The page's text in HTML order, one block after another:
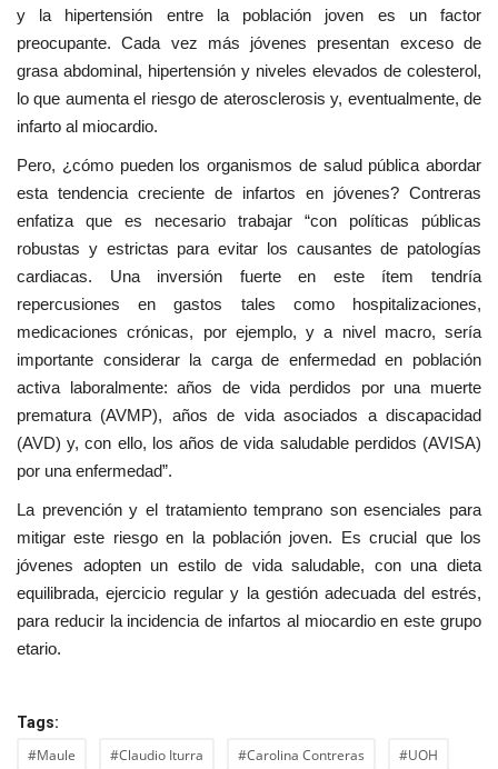
y la hipertensión entre la población joven es un factor
preocupante. Cada vez más jóvenes presentan exceso de
grasa abdominal, hipertensión y niveles elevados de colesterol,
lo que aumenta el riesgo de aterosclerosis y, eventualmente, de
infarto al miocardio.
Pero, ¿cómo pueden los organismos de salud pública abordar
esta tendencia creciente de infartos en jóvenes? Contreras
enfatiza que es necesario trabajar “con políticas públicas
robustas y estrictas para evitar los causantes de patologías
cardiacas. Una inversión fuerte en este ítem tendría
repercusiones en gastos tales como hospitalizaciones,
medicaciones crónicas, por ejemplo, y a nivel macro, sería
importante considerar la carga de enfermedad en población
activa laboralmente: años de vida perdidos por una muerte
prematura (AVMP), años de vida asociados a discapacidad
(AVD) y, con ello, los años de vida saludable perdidos (AVISA)
por una enfermedad”.
La prevención y el tratamiento temprano son esenciales para
mitigar este riesgo en la población joven. Es crucial que los
jóvenes adopten un estilo de vida saludable, con una dieta
equilibrada, ejercicio regular y la gestión adecuada del estrés,
para reducir la incidencia de infartos al miocardio en este grupo
etario.
Tags:
#Maule #Claudio Iturra #Carolina Contreras #UOH